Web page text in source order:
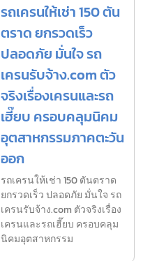
รถเครนให้เช่า 150 ตัน
ตราด ยกรวดเร็ว
ปลอดภัย มั่นใจ รถ
เครนรับจ้าง.com ตัว
จริงเรื่องเครนและรถ
เฮี๊ยบ ครอบคลุมนิคม
อุตสาหกรรมภาคตะวัน
ออก
รถเครนให้เช่า 150 ตันตราด
ยกรวดเร็ว ปลอดภัย มั่นใจ รถ
เครนรับจ้าง.com ตัวจริงเรื่อง
เครนและรถเฮี๊ยบ ครอบคลุม
นิคมอุตสาหกรรม